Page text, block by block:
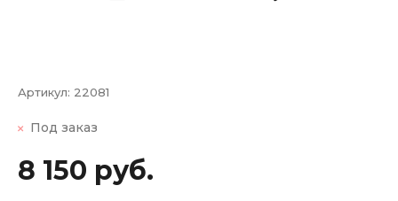
Артикул: 22081
Под заказ
8 150 руб.